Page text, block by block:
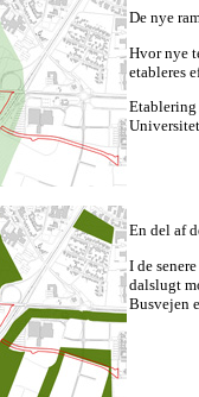
De nye
Hvor nye
etableres
En del af
I de
dalslugt
Busvejen